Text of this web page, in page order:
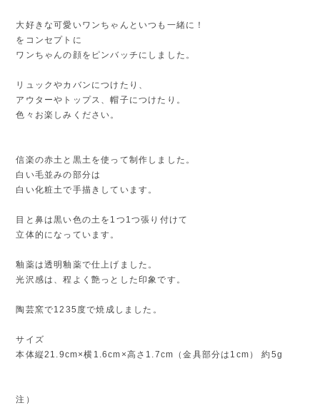
大好きな可愛いワンちゃんといつも一緒に！
をコンセプトに
ワンちゃんの顔をピンバッチにしました。
リュックやカバンにつけたり、
アウターやトップス、帽子につけたり。
色々お楽しみください。
信楽の赤土と黒土を使って制作しました。
白い毛並みの部分は
白い化粧土で手描きしています。
目と鼻は黒い色の土を1つ1つ張り付けて
立体的になっています。
釉薬は透明釉薬で仕上げました。
光沢感は、程よく艶っとした印象です。
陶芸窯で1235度で焼成しました。
サイズ
本体縦21.9cm×横1.6cm×高さ1.7cm（金具部分は1cm） 約5g
注）